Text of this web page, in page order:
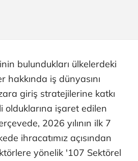
bulundukları ülkelerdeki
hakkında iş dünyasını
giriş stratejilerine katkı
olduklarına işaret edilen
2026 yılının ilk 7
ihracatımız açısından
yönelik '107 Sektörel